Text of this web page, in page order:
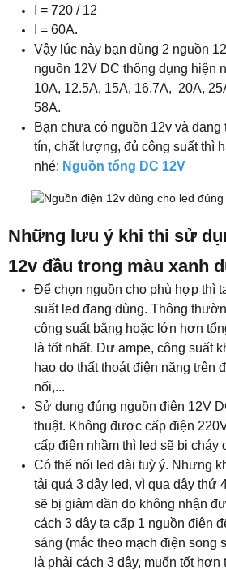
I = 720 / 12
I = 60A.
Vậy lúc này bạn dùng 2 nguồn
nguồn 12V DC thông dụng hiện
10A, 12.5A, 15A, 16.7A, 20A,
58A.
Bạn chưa có nguồn 12v và
tín, chất lượng, đủ công suất thì
nhé: Nguồn tổng DC 12V
Những lưu ý khi thi sử
12v đầu trong màu xanh
Để chọn nguồn cho phù hợp thì
suất led đang dùng. Thông
công suất bằng hoặc lớn hơn
là tốt nhất. Dư ampe, công suất
hao do thất thoát điện năng trên
nối,...
Sử dụng đúng nguồn điện 12V
thuật. Không được cấp điện
cấp điện nhầm thì led sẽ bị cháy
Có thể nối led dài tuỳ ý. Nhưng
tải quá 3 dây led, vì qua dây thứ
sẽ bị giảm dần do không nhận
cách 3 dây ta cấp 1 nguồn điện
sáng (mắc theo mạch điện song
là phải cách 3 dây, muốn tốt hơn